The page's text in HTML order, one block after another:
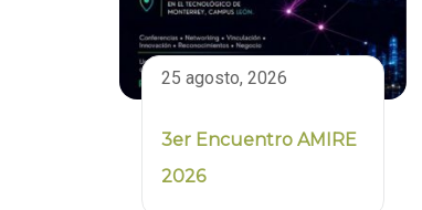
25 agosto, 2026
3er Encuentro AMIRE
2026